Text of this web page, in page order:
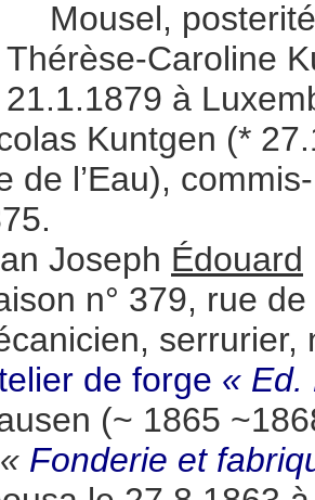
Mousel,
Thérèse-Caroline
21.1.1879 à
Kuntgen (*
de l’Eau),
Joseph Édouard
n° 379, rue
de forge « Ed.
(~ 1865
« Fonderie et